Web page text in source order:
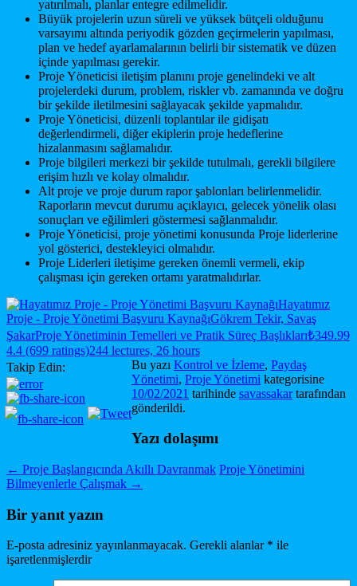
yatırılmalı, planlar entegre edilmelidir.
Büyük projelerin uzun süreli ve yüksek bütçeli olduğunu
varsayımı altında periyodik gözden geçirmelerin yapılması,
plan ve hedef ayarlamalarının belirli bir sistematik ve düzen
içinde yapılması gerekir.
Proje Yöneticisi iletişim planını proje genelindeki ve alt
projelerdeki durum, problem, riskler vb. zamanında ve doğru
bir şekilde iletilmesini sağlayacak şekilde yapmalıdır.
Proje Yöneticisi, düzenli toplantılar ile gidişatı
değerlendirmeli, diğer ekiplerin proje hedeflerine
hizalanmasını sağlamalıdır.
Proje bilgileri merkezi bir şekilde tutulmalı, gerekli bilgilere
erişim hızlı ve kolay olmalıdır.
Alt proje ve proje durum rapor şablonları belirlenmelidir.
Raporların mevcut durumu açıklayıcı, gelecek yönelik olası
sonuçları ve eğilimleri göstermesi sağlanmalıdır.
Proje Yöneticisi, proje yönetimi konusunda Proje liderlerine
yol gösterici, destekleyici olmalıdır.
Proje Liderleri iletişime gereken önemli vermeli, ekip
çalışması için gereken ortamı yaratmalıdırlar.
Hayatımız
Proje - Proje Yönetimi Başvuru KaynağıGökrem Tekir, Savaş
ŞakarProje Yönetiminin Temelleri ve Pratik Süreç Başlıkları₺349.99
4.4 (699 ratings)244 lectures, 26 hours
Takip Edin:
Bu yazı Kontrol ve İzleme, Paydaş
Yönetimi, Proje Yönetimi kategorisine
10/02/2021 tarihinde savassakartarafından
gönderildi.
Yazı dolaşımı
← Proje Başlangıcında Akıllı Davranmak Proje Yönetimini
Bilmeyenlerle Çalışmak →
Bir yanıt yazın
E-posta adresiniz yayınlanmayacak. Gerekli alanlar * ile
işaretlenmişlerdir